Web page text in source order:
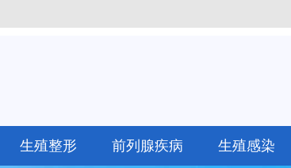
生殖整形 前列腺疾病 生殖感染